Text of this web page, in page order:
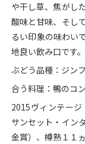
や干し草、焦がし
酸味と甘味、そし
るい印象の味わい
地良い飲み口です。
ぶどう品種：ジン
合う料理：鴨のコ
2015ヴィンテージ
サンセット・イン
金賞）、樽熟１１